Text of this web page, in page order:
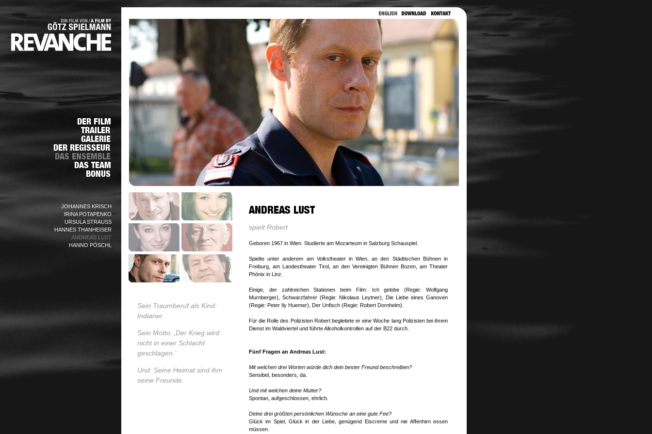
JOHANNES KRISCH
IRINA POTAPENKO
URSULA STRAUSS
HANNES THANHEISER
ANDREAS LUST
HANNO PÖSCHL
Sein Traumberuf als Kind:
Indianer.
Sein Motto: ‚Der Krieg wird
nicht in einer Schlacht
geschlagen.’
Und: Seine Heimat sind ihm
seine Freunde.
spielt Robert
Geboren 1967 in Wien. Studierte am Mozarteum in Salzburg Schauspiel.
Spielte unter anderem am Volkstheater in Wien, an den Städtischen Bühnen in
Freiburg, am Landestheater Tirol, an den Vereinigten Bühnen Bozen, am Theater
Phönix in Linz.
Einige, der zahlreichen Stationen beim Film: Ich gelobe (Regie: Wolfgang
Murnberger), Schwarzfahrer (Regie: Nikolaus Leytner), Die Liebe eines Ganoven
(Regie: Peter Ily Huemer), Der Unfisch (Regie: Robert Dornhelm).
Für die Rolle des Polizisten Robert begleitete er eine Woche lang Polizisten bei ihrem
Dienst im Waldviertel und führte Alkoholkontrollen auf der B22 durch.
Fünf Fragen an Andreas Lust:
Mit welchen drei Worten würde dich dein bester Freund beschreiben?
Sensibel, besonders, da.
Und mit welchen deine Mutter?
Spontan, aufgeschlossen, ehrlich.
Deine drei größten persönlichen Wünsche an eine gute Fee?
Glück im Spiel, Glück in der Liebe, genügend Eiscreme und nie Affenhirn essen
müssen.